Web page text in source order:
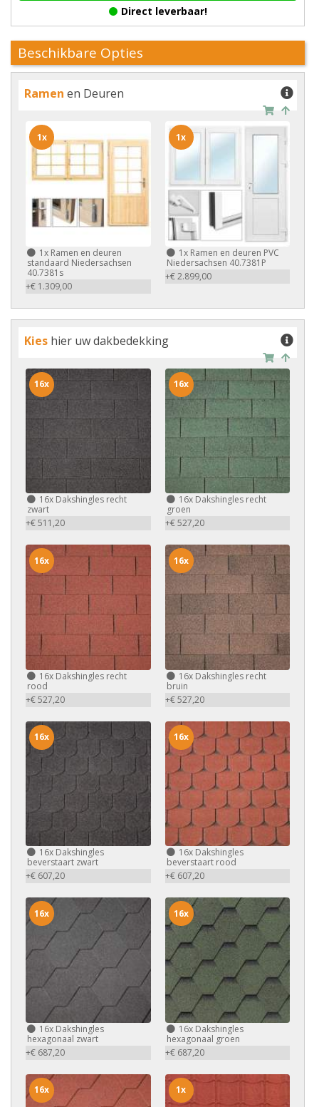
Direct leverbaar!
Beschikbare Opties
Ramen en Deuren
1x Ramen en deuren
standaard Niedersachsen
40.7381s
+€ 1.309,00
1x
1xRamen en deuren PVC
Niedersachsen 40.7381P
+€ 2.899,00
1x
Kies hier uw dakbedekking
16x Dakshingles recht
zwart
+€ 511,20
16x
16xDakshingles recht
groen
+€ 527,20
16x
16x Dakshingles recht
rood
+€ 527,20
16x
16xDakshingles recht
bruin
+€ 527,20
16x
16x Dakshingles
beverstaart zwart
+€ 607,20
16x
16xDakshingles
beverstaart rood
+€ 607,20
16x
16x Dakshingles
hexagonaal zwart
+€ 687,20
16x
16xDakshingles
hexagonaal groen
+€ 687,20
16x
16x 1x